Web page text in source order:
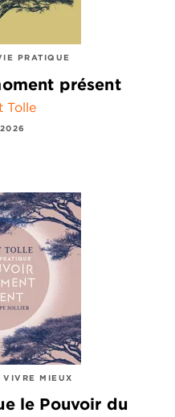
PRATIQUE
présent
Tolle
MIEUX
le Pouvoir du